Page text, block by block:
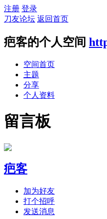
注册 登录
刀友论坛 返回首页
疤客的个人空间
空间首页
主题
分享
个人资料
留言板
疤客
加为好友
打个招呼
发送消息